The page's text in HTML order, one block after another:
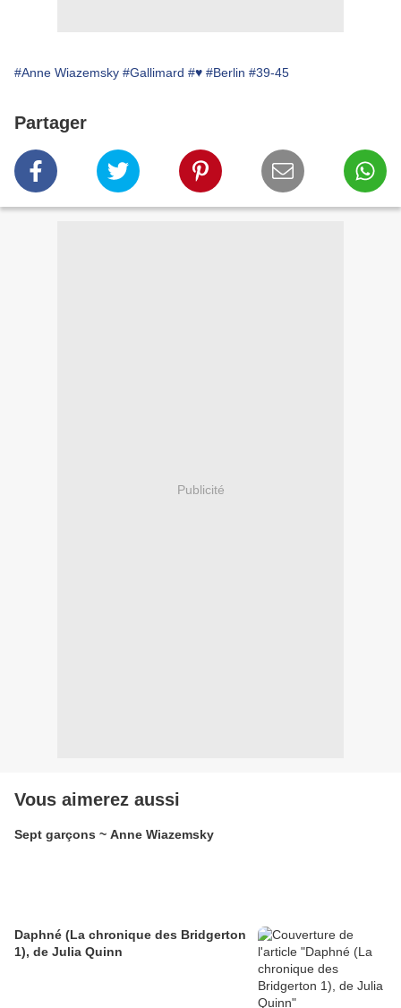
#Anne Wiazemsky #Gallimard #♥ #Berlin #39-45
Partager
Publicité
Vous aimerez aussi
Sept garçons ~ Anne Wiazemsky
Daphné (La chronique des Bridgerton
1), de Julia Quinn